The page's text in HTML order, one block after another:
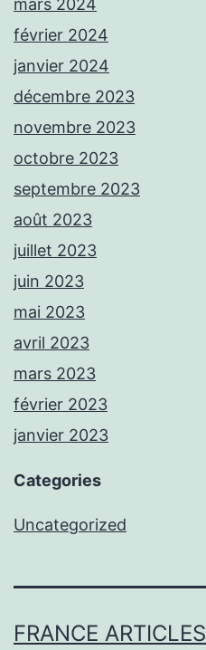
mars 2024
février 2024
janvier 2024
décembre 2023
novembre 2023
octobre 2023
septembre 2023
août 2023
juillet 2023
juin 2023
mai 2023
avril 2023
mars 2023
février 2023
janvier 2023
Categories
Uncategorized
FRANCE ARTICLES